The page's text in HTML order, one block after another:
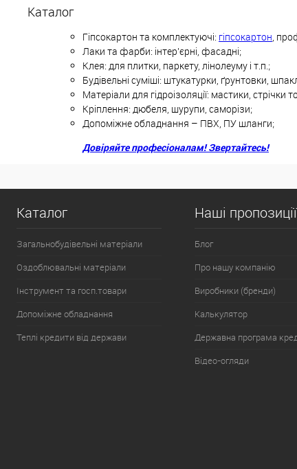
Каталог
Гіпсокартон та комплектуючі: гіпсокартон ,
Лаки та фарби: інтер'єрні, фасадні;
Клея: для плитки, паркету, лінолеуму і т.п.;
Будівельні суміші: штукатурки, ґрунтовки,
Матеріали для гідроізоляції: мастики, стрічки
Кріплення: дюбеля, шурупи, саморізи;
Допоміжне обладнання – ПВХ, ПУ шланги;
Довіряйте професіоналам! Звертайтесь!
Каталог
Загальнобудівельні матеріали
Оздоблювальні матеріали
Інструмент та госп.товари
Допоміжне обладнання
Теплі кредити від держави
Наші пропозиції
Блог
Про нашу компанію
Виробники (бренди)
Калькулятор
Державна програма
Відео-огляди